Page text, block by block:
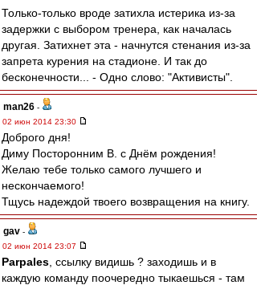
Только-только вроде затихла истерика из-за
задержки с выбором тренера, как началась
другая. Затихнет эта - начнутся стенания из-за
запрета курения на стадионе. И так до
бесконечности... - Одно слово: "Активисты".
man26 -
02 июн 2014 23:30
Доброго дня!
Диму Посторонним В. с Днём рождения!
Желаю тебе только самого лучшего и
нескончаемого!
Тщусь надеждой твоего возвращения на книгу.
gav -
02 июн 2014 23:07
Parpales , ссылку видишь ? заходишь и в
каждую команду поочередно тыкаешься - там